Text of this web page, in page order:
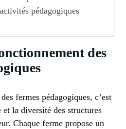
pédagogiques
des
fermes pédagogiques, c’est
et la diversité des structures
Chaque ferme propose un